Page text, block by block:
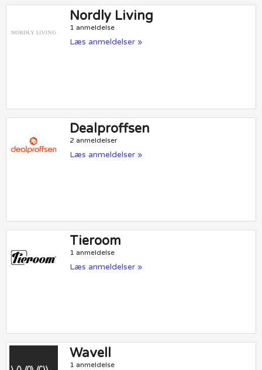
Nordly Living
1 anmeldelse
Læs anmeldelser »
Dealproffsen
2 anmeldelser
Læs anmeldelser »
Tieroom
1 anmeldelse
Læs anmeldelser »
Wavell
1 anmeldelse